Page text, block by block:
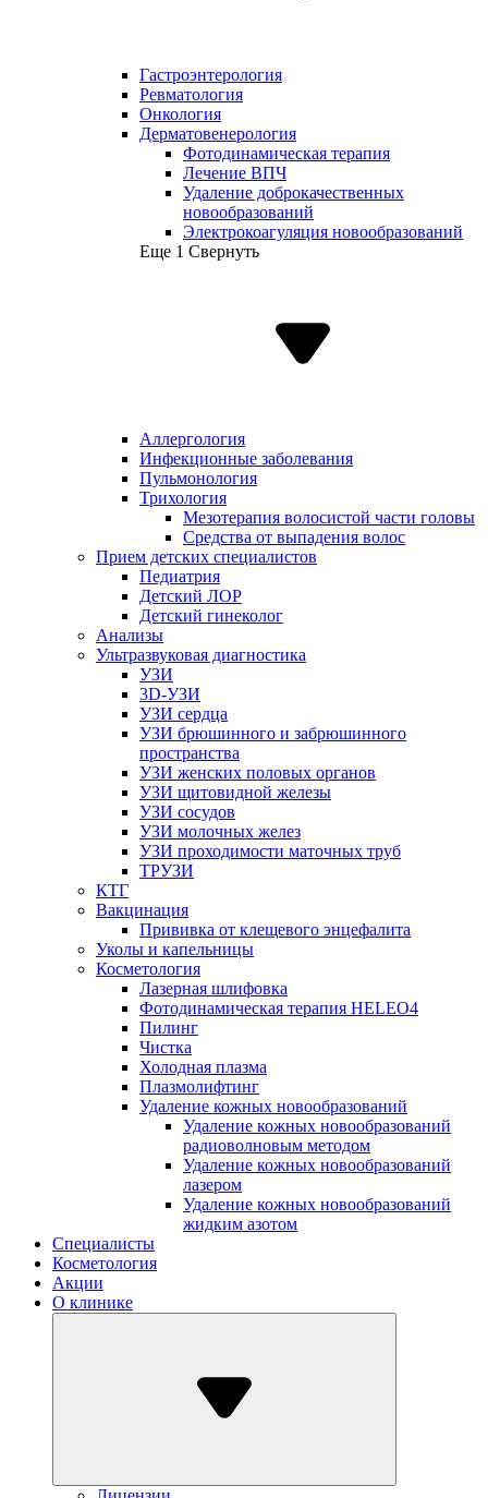
Гастроэнтерология
Ревматология
Онкология
Дерматовенерология
Фотодинамическая терапия
Лечение ВПЧ
Удаление доброкачественных
новообразований
Электрокоагуляция новообразований
Еще 1 Свернуть
Аллергология
Инфекционные заболевания
Пульмонология
Трихология
Мезотерапия волосистой части головы
Средства от выпадения волос
Прием детских специалистов
Педиатрия
Детский ЛОР
Детский гинеколог
Анализы
Ультразвуковая диагностика
УЗИ
3D-УЗИ
УЗИ сердца
УЗИ брюшинного и забрюшинного
пространства
УЗИ женских половых органов
УЗИ щитовидной железы
УЗИ сосудов
УЗИ молочных желез
УЗИ проходимости маточных труб
ТРУЗИ
КТГ
Вакцинация
Прививка от клещевого энцефалита
Уколы и капельницы
Косметология
Лазерная шлифовка
Фотодинамическая терапия HELEO4
Пилинг
Чистка
Холодная плазма
Плазмолифтинг
Удаление кожных новообразований
Удаление кожных новообразований
радиоволновым методом
Удаление кожных новообразований
лазером
Удаление кожных новообразований
жидким азотом
Специалисты
Косметология
Акции
О клинике